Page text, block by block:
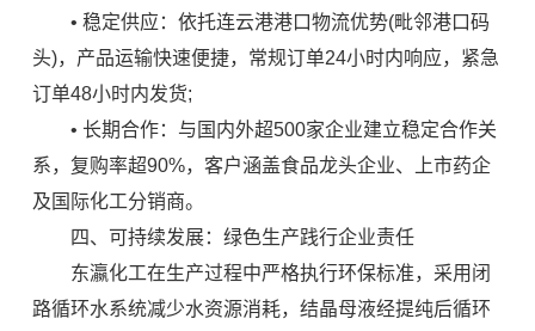
• 稳定供应：依托连云港港口物流优势(毗邻港口码
头)，产品运输快速便捷，常规订单24小时内响应，紧急
订单48小时内发货;
• 长期合作：与国内外超500家企业建立稳定合作关
系，复购率超90%，客户涵盖食品龙头企业、上市药企
及国际化工分销商。
四、可持续发展：绿色生产践行企业责任
东瀛化工在生产过程中严格执行环保标准，采用闭
路循环水系统减少水资源消耗，结晶母液经提纯后循环